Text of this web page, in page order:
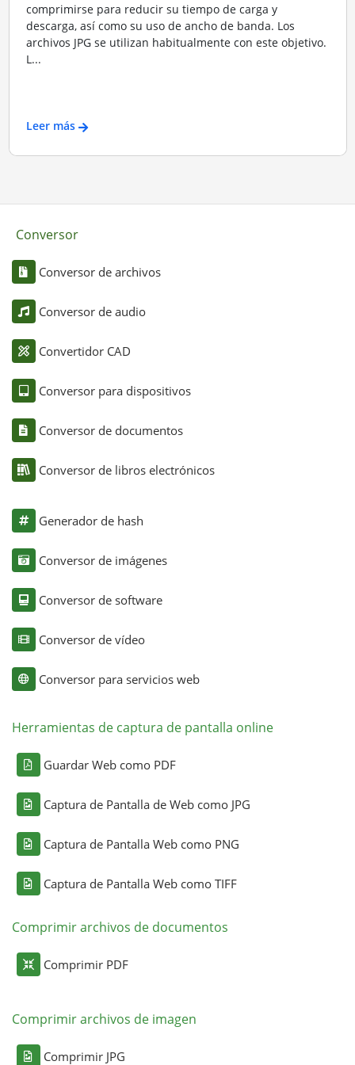
comprimirse para reducir su tiempo de carga y
descarga, así como su uso de ancho de banda. Los
archivos JPG se utilizan habitualmente con este objetivo.
L...
Leer más
Conversor
Conversor de archivos
Conversor de audio
Convertidor CAD
Conversor para dispositivos
Conversor de documentos
Conversor de libros electrónicos
Generador de hash
Conversor de imágenes
Conversor de software
Conversor de vídeo
Conversor para servicios web
Herramientas de captura de pantalla online
Guardar Web como PDF
Captura de Pantalla de Web como JPG
Captura de Pantalla Web como PNG
Captura de Pantalla Web como TIFF
Comprimir archivos de documentos
Comprimir PDF
Comprimir archivos de imagen
Comprimir JPG